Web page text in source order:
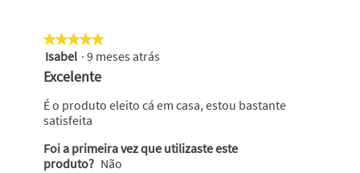
★★★★★
★★★★★
5
em
5
estrelas.
Isabel · 9 meses atrás
Excelente
É o produto eleito cá em casa, estou bastante
satisfeita
Foi a primeira vez que utilizaste este
produto? Não